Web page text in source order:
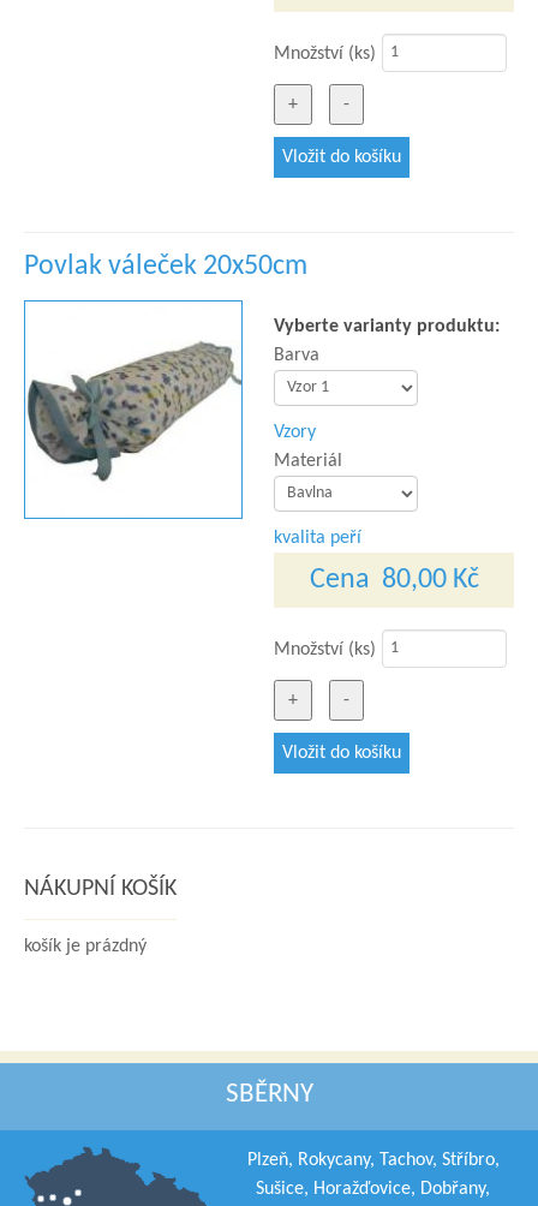
Množství (ks)
Povlak váleček 20x50cm
Vyberte varianty produktu:
Barva
Vzory
Materiál
kvalita peří
Cena 80,00 Kč
Množství (ks)
NÁKUPNÍ KOŠÍK
košík je prázdný
SBĚRNY
Plzeň, Rokycany, Tachov, Stříbro,
Sušice, Horažďovice, Dobřany,